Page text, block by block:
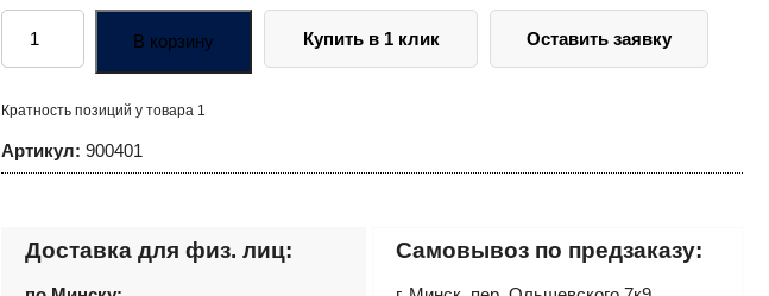
Количество
товара
Вклад
крышки
В корзину Оставить заявку
Купить в 1 клик
Кратность позиций у товара 1
Артикул: 900401
Доставка для физ. лиц: Самовывоз по предзаказу: